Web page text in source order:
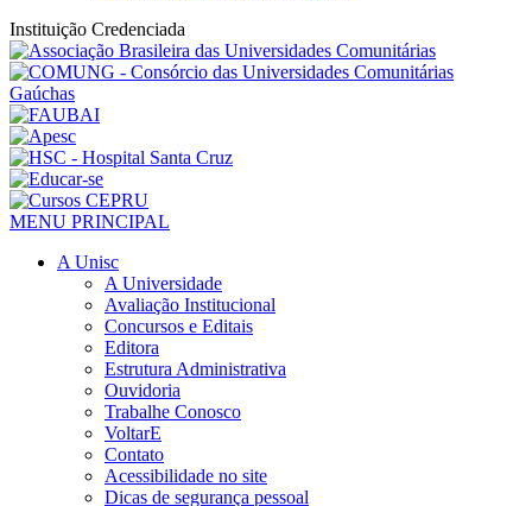
Instituição Credenciada
MENU PRINCIPAL
A Unisc
A Universidade
Avaliação Institucional
Concursos e Editais
Editora
Estrutura Administrativa
Ouvidoria
Trabalhe Conosco
VoltarE
Contato
Acessibilidade no site
Dicas de segurança pessoal